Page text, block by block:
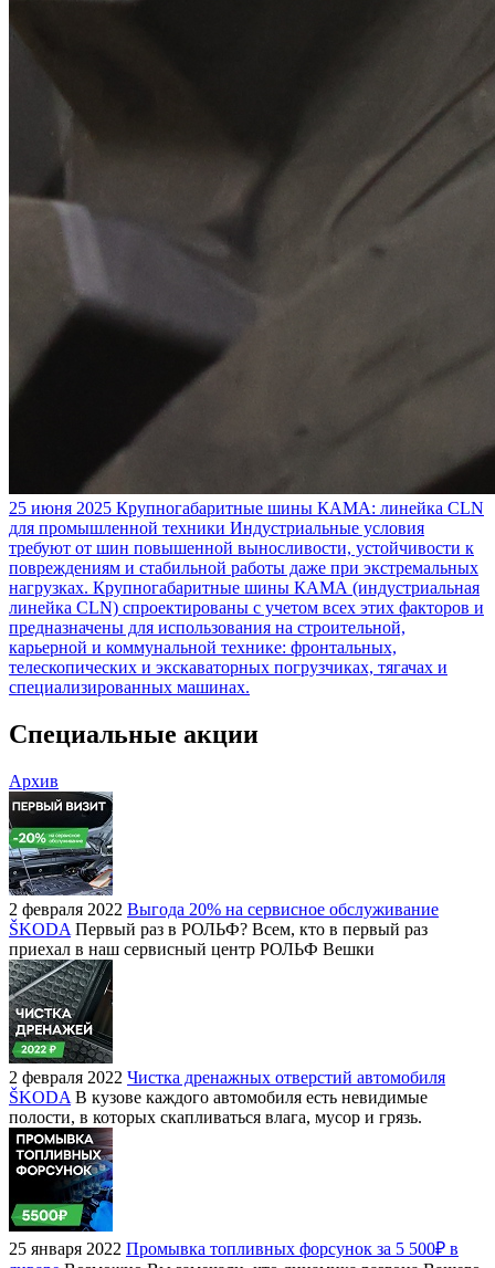
25 июня 2025 Крупногабаритные шины КАМА: линейка CLN
для промышленной техники Индустриальные условия
требуют от шин повышенной выносливости, устойчивости к
повреждениям и стабильной работы даже при экстремальных
нагрузках. Крупногабаритные шины КАМА (индустриальная
линейка CLN) спроектированы с учетом всех этих факторов и
предназначены для использования на строительной,
карьерной и коммунальной технике: фронтальных,
телескопических и экскаваторных погрузчиках, тягачах и
специализированных машинах.
Специальные акции
Архив
2 февраля 2022 Выгода 20% на сервисное обслуживание
ŠKODA Первый раз в РОЛЬФ? Всем, кто в первый раз
приехал в наш сервисный центр РОЛЬФ Вешки
2 февраля 2022 Чистка дренажных отверстий автомобиля
ŠKODA В кузове каждого автомобиля есть невидимые
полости, в которых скапливаться влага, мусор и грязь.
25 января 2022 Промывка топливных форсунок за 5 500₽ в